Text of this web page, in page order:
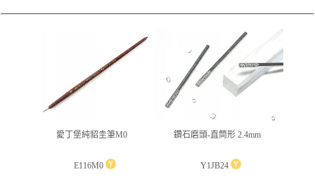
愛丁堡純貂圭筆M0
E116M0
鑽石磨頭-直筒形 2.4mm
Y1JB24